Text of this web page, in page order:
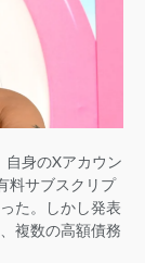
自身のXアカウン
料サブスクリプ
た。しかし発表
複数の高額債務